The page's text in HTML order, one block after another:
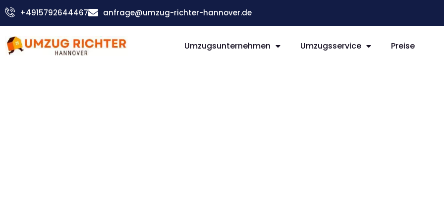
Zum
Inhalt
+4915792644467 anfrage@umzug-richter-hannover.de
Umzugsunternehmen Umzugsservice Preise